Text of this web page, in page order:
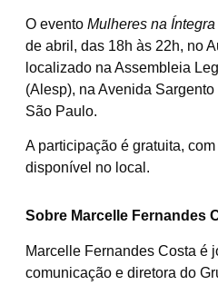
O evento Mulheres na Íntegra
de abril, das 18h às 22h, no
localizado na Assembleia
(Alesp), na Avenida
São Paulo.
A participação é gratuita,
disponível no local.
Sobre Marcelle Fernandes
Marcelle Fernandes Costa é
comunicação e diretora do